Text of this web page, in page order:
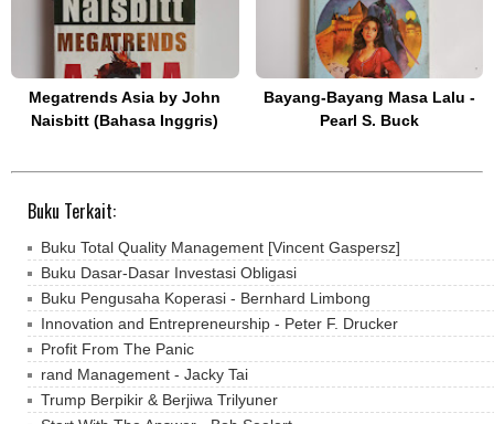
Megatrends Asia by John
Naisbitt (Bahasa Inggris)
Bayang-Bayang Masa Lalu -
Pearl S. Buck
Buku Terkait:
Buku Total Quality Management [Vincent Gaspersz]
Buku Dasar-Dasar Investasi Obligasi
Buku Pengusaha Koperasi - Bernhard Limbong
Innovation and Entrepreneurship - Peter F. Drucker
Profit From The Panic
rand Management - Jacky Tai
Trump Berpikir & Berjiwa Trilyuner